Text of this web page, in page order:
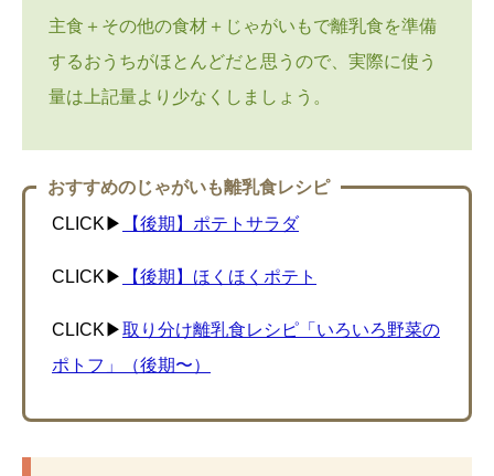
主食＋その他の食材＋じゃがいもで離乳食を準備
するおうちがほとんどだと思うので、実際に使う
量は上記量より少なくしましょう。
おすすめのじゃがいも離乳食レシピ
CLICK▶︎
【後期】ポテトサラダ
CLICK▶︎ 【後期】ほくほくポテト
CLICK▶︎取り分け離乳食レシピ「いろいろ野菜の
ポトフ」（後期〜）